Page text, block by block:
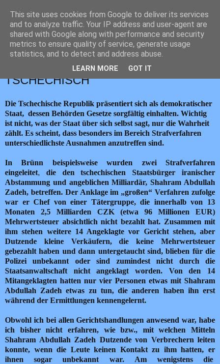
JEMELIK ZDENĚK
úterý 1. srpna 2017
GERECHTIGKEIT AUF
TSCHECHISCH
Die Tschechische Republik präsentiert sich als demokratischer
Staat, dessen Behörden Gesetze sorgfältig einhalten. Wichtig
ist nicht, was der Staat über sich selbst sagt, nur die Wahrheit
zählt. Es scheint, dass besonders im Bereich Strafverfahren
unterschiedlichste Ausnahmen anzutreffen sind.
In Brünn beispielsweise wurden
zwei Strafverfahren
eingeleitet, die den tschechischen Staatsbürger
iranischer
Abstammung und angeblichen Milliardär, Shahram Abdullah
Zadeh, betreffen. Der Anklage im „großen“ Verfahren zufolge
war er Chef von einer Tätergruppe, die innerhalb von 13
Monaten 2,5 Milliarden CZK (etwa 96 Millionen EUR)
Mehrwertsteuer absichtlich nicht bezahlt hat. Zusammen mit
ihm stehen weitere 14 Angeklagte vor Gericht stehen, aber
Dutzende kleine Verkäufern, die keine Mehrwertsteuer
gebezahlt haben und dann untergetaucht sind, blieben für die
Polizei unbekannt oder sind zumindest nicht durch die
Staatsanwaltschaft nicht angeklagt worden.
Von den 14
Mitangeklagten hatten nur vier Personen etwas mit Shahram
Abdullah Zadeh etwas zu tun, die anderen haben ihn erst
während der Ermittlungen kennengelernt.
Obwohl ich bei allen Gerichtshandlungen anwesend war, habe
ich bisher
nicht erfahren, wie bzw.,
mit welchen Mitteln
Shahram Abdullah Zadeh Dutzende von Verbrechern leiten
konnte, wenn die Leute keinen Kontakt zu ihm hatten, er
ihnen sogar unbekannt war.
Am wenigstens die
This site uses cookies from Google to deliver its services
and to analyze traffic. Your IP address and user-agent are
shared with Google along with performance and security
metrics to ensure quality of service, generate usage
statistics, and to detect and address abuse.
LEARN MORE GOT IT